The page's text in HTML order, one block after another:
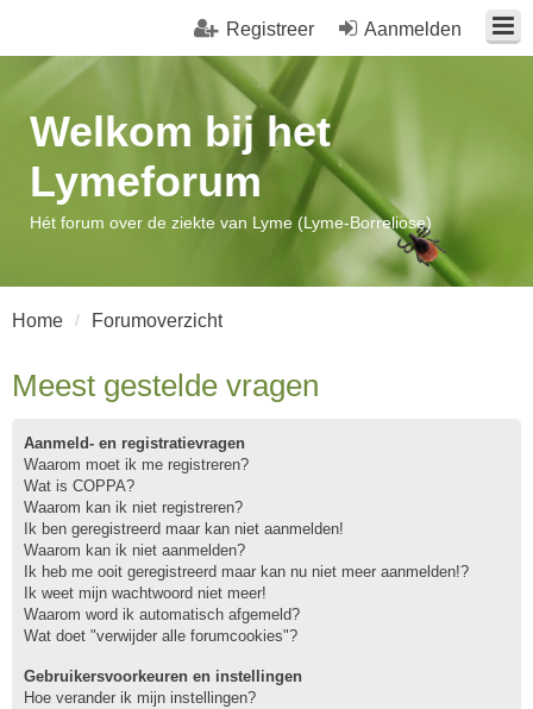
Aanmelden
Registreer
Welkom bij het
Lymeforum
Hét forum over de ziekte van Lyme (Lyme-Borreliose)
Home Forumoverzicht
Meest gestelde vragen
Aanmeld- en registratievragen
Waarom moet ik me registreren?
Wat is COPPA?
Waarom kan ik niet registreren?
Ik ben geregistreerd maar kan niet aanmelden!
Waarom kan ik niet aanmelden?
Ik heb me ooit geregistreerd maar kan nu niet meer aanmelden!?
Ik weet mijn wachtwoord niet meer!
Waarom word ik automatisch afgemeld?
Wat doet "verwijder alle forumcookies"?
Gebruikersvoorkeuren en instellingen
Hoe verander ik mijn instellingen?